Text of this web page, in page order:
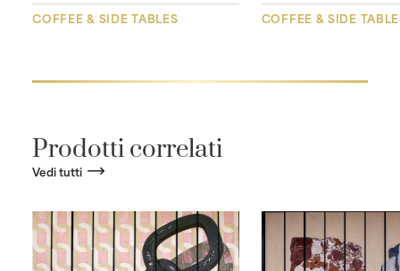
COFFEE & SIDE TABLES COFFEE & SIDE
Prodotti correlati
Vedi tutti